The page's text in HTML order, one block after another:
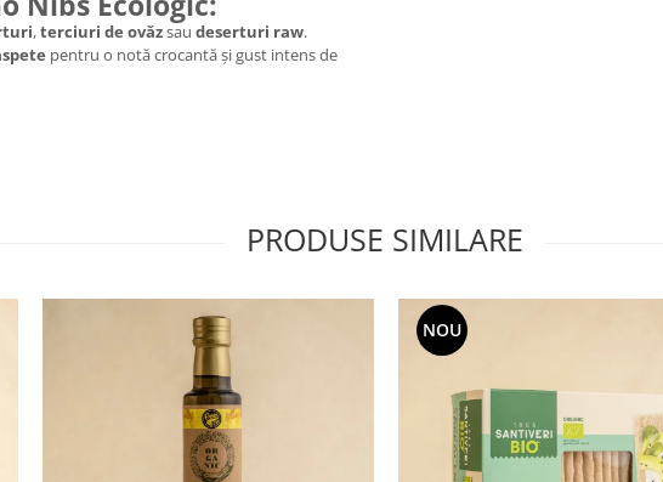
,terciuri de ovăzsau deserturi raw.
pentru o notă crocantă și gust intens de
PRODUSE SIMILARE
NOU